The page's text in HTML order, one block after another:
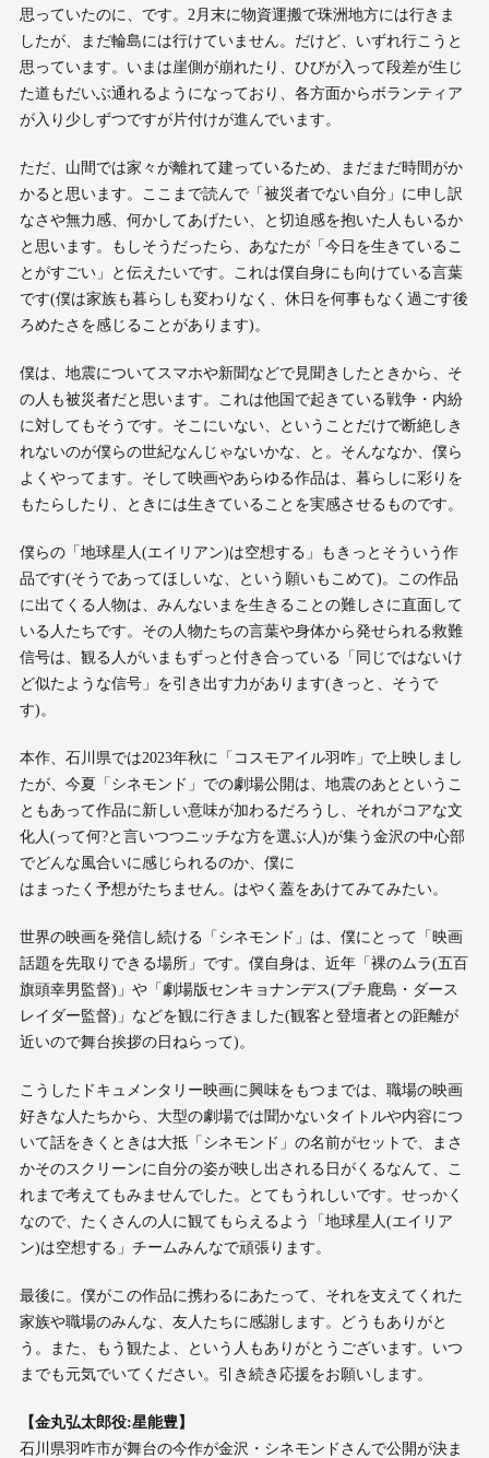
思っていたのに、です。2月末に物資運搬で珠洲地方には行きま
したが、まだ輪島には行けていません。だけど、いずれ行こうと
思っています。いまは崖側が崩れたり、ひびが入って段差が生じ
た道もだいぶ通れるようになっており、各方面からボランティア
が入り少しずつですが片付けが進んでいます。
ただ、山間では家々が離れて建っているため、まだまだ時間がか
かると思います。ここまで読んで「被災者でない自分」に申し訳
なさや無力感、何かしてあげたい、と切迫感を抱いた人もいるか
と思います。もしそうだったら、あなたが「今日を生きているこ
とがすごい」と伝えたいです。これは僕自身にも向けている言葉
です(僕は家族も暮らしも変わりなく、休日を何事もなく過ごす後
ろめたさを感じることがあります)。
僕は、地震についてスマホや新聞などで見聞きしたときから、そ
の人も被災者だと思います。これは他国で起きている戦争・内紛
に対してもそうです。そこにいない、ということだけで断絶しき
れないのが僕らの世紀なんじゃないかな、と。そんななか、僕ら
よくやってます。そして映画やあらゆる作品は、暮らしに彩りを
もたらしたり、ときには生きていることを実感させるものです。
僕らの「地球星人(エイリアン)は空想する」もきっとそういう作
品です(そうであってほしいな、という願いもこめて)。この作品
に出てくる人物は、みんないまを生きることの難しさに直面して
いる人たちです。その人物たちの言葉や身体から発せられる救難
信号は、観る人がいまもずっと付き合っている「同じではないけ
ど似たような信号」を引き出す力があります(きっと、そうで
す)。
本作、石川県では2023年秋に「コスモアイル羽咋」で上映しまし
たが、今夏「シネモンド」での劇場公開は、地震のあとというこ
ともあって作品に新しい意味が加わるだろうし、それがコアな文
化人(って何?と言いつつニッチな方を選ぶ人)が集う金沢の中心部
でどんな風合いに感じられるのか、僕に
はまったく予想がたちません。はやく蓋をあけてみてみたい。
世界の映画を発信し続ける「シネモンド」は、僕にとって「映画
話題を先取りできる場所」です。僕自身は、近年「裸のムラ(五百
旗頭幸男監督)」や「劇場版センキョナンデス(プチ鹿島・ダース
レイダー監督)」などを観に行きました(観客と登壇者との距離が
近いので舞台挨拶の日ねらって)。
こうしたドキュメンタリー映画に興味をもつまでは、職場の映画
好きな人たちから、大型の劇場では聞かないタイトルや内容につ
いて話をきくときは大抵「シネモンド」の名前がセットで、まさ
かそのスクリーンに自分の姿が映し出される日がくるなんて、こ
れまで考えてもみませんでした。とてもうれしいです。せっかく
なので、たくさんの人に観てもらえるよう「地球星人(エイリア
ン)は空想する」チームみんなで頑張ります。
最後に。僕がこの作品に携わるにあたって、それを支えてくれた
家族や職場のみんな、友人たちに感謝します。どうもありがと
う。また、もう観たよ、という人もありがとうございます。いつ
までも元気でいてください。引き続き応援をお願いします。
【金丸弘太郎役:星能豊】
石川県羽咋市が舞台の今作が金沢・シネモンドさんで公開が決ま